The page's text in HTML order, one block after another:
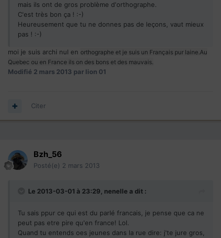
mais ils ont de gros problème d'orthographe.
C'est très bon ça ! :-)
Heureusement que tu ne donnes pas de leçons, vaut mieux
pas ! :-)
moi je suis archi nul en orthographe et je suis un Français pur laine.Au
Quebec ou en France ils on des bons et des mauvais.
Modifié 2 mars 2013 par lion 01
Citer
Bzh_56
Posté(e) 2 mars 2013
Le 2013-03-01 à 23:29, nenelle a dit :
Tu sais ppur ce qui est du parlé francais, je pense que ca ne
peut pas etre pire qu'en france! Lol.
Quand tu entends oes jeunes dans la rue dire: j'te jure gros,